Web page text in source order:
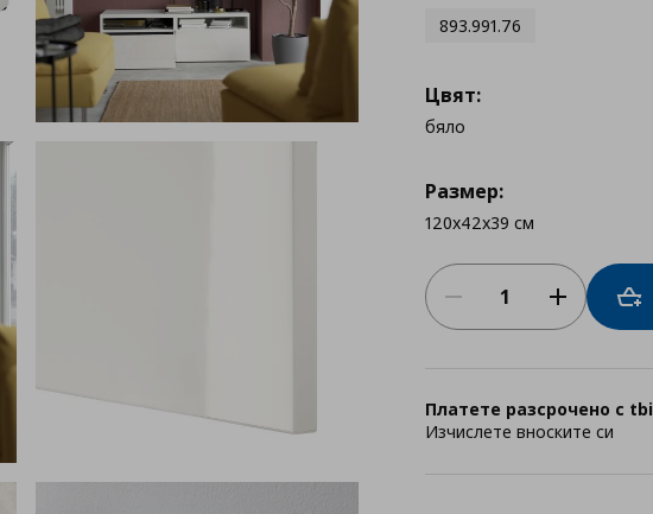
893.991.76
Цвят:
бяло
Размер:
120x42x39 см
Платете разсрочено с tbi
Изчислете вноските си